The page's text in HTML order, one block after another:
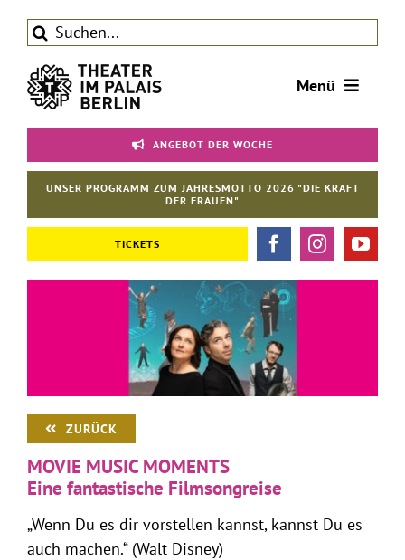
Inhalt
springen
Suche
Menü
Tickets
Theater
ANGEBOT DER WOCHE
UNSER PROGRAMM ZUM JAHRESMOTTO 2026 "DIE KRAFT
DER FRAUEN"
TICKETS
ZURÜCK
MOVIE MUSIC MOMENTS
Eine fantastische Filmsongreise
„Wenn Du es dir vorstellen kannst, kannst Du es
auch machen.“ (Walt Disney)